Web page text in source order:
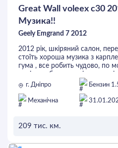
Great Wall voleex c30
Музика!!
Geely Emgrand 7 2012
2012 рік, шкіряний салон,
стоїть хороша музика з
гума , все робить чудово, по
нарікань, без рижиків та
г. Дніпро Бензин
Механічна
209 тис. км.
ОСТАВИТЬ